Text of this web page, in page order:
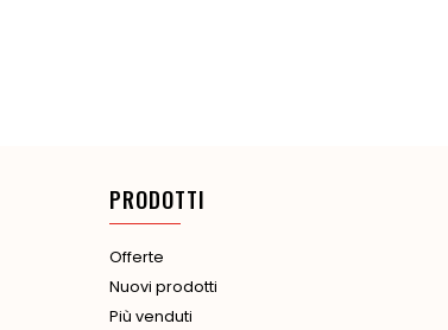
PRODOTTI
Offerte
Nuovi prodotti
Più venduti